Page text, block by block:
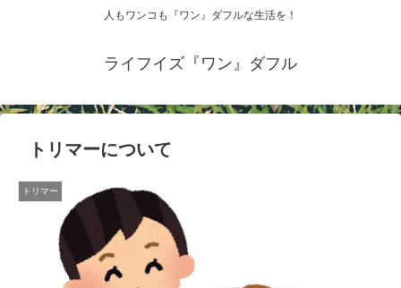
人もワンコも『ワン』ダフルな生活を！
ライフイズ『ワン』ダフル
トリマーについて
トリマー